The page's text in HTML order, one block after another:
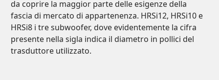
da coprire la maggior parte delle esigenze della
fascia di mercato di appartenenza. HRSi12, HRSi10 e
HRSi8 i tre subwoofer, dove evidentemente la cifra
presente nella sigla indica il diametro in pollici del
trasduttore utilizzato.